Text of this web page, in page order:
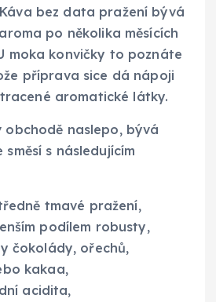
bez data pražení bývá
po několika měsících
moka konvičky to poznáte
příprava sice dá nápoji
aromatické látky.
obchodě naslepo, bývá
s následujícím
tmavé pražení,
podílem robusty,
čokolády, ořechů,
kakaa,
acidita,